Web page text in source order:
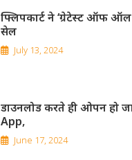
फ्लिपकार्ट ने ‘ग्रेटेस्ट ऑफ ऑल
सेल
July 13, 2024
डाउनलोड करते ही ओपन हो
App,
June 17, 2024